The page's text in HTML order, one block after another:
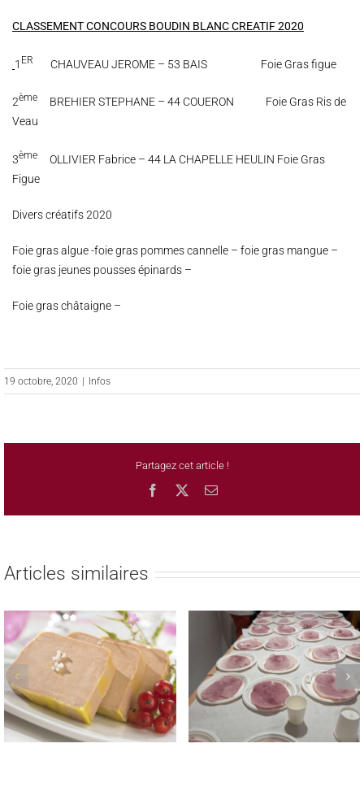
CLASSEMENT CONCOURS BOUDIN BLANC CREATIF 2020
1 ER CHAUVEAU JEROME – 53 BAIS Foie Gras figue
2èmeBREHIER STEPHANE – 44 COUERON Foie Gras Ris de
Veau
3èmeOLLIVIER Fabrice – 44 LA CHAPELLE HEULIN Foie Gras
Figue
Divers créatifs 2020
Foie gras algue -foie gras pommes cannelle – foie gras mangue –
foie gras jeunes pousses épinards –
Foie gras châtaigne –
19 octobre, 2020 | Infos
Partagez cet article !
Facebook Email
Articles similaires
TROPHEE NATIONAL
MEILLEUR JAMBON CUIT
MAISON 2023
REMISE DES PRIX AUX
LAUREATS DES CONCOURS
REGIONAUX FROMAGE DE
TETE & SAUCISSON A L’AIL
FUME LE 22 MAI 2023